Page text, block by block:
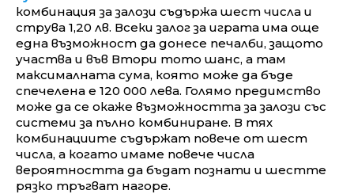
комбинация за залози съдържа шест числа и
струва 1,20 лв. Всеки залог за играта има още
една възможност да донесе печалби, защото
участва и във Втори тото шанс, а там
максималната сума, която може да бъде
спечелена е 120 000 лева. Голямо предимство
може да се окаже възможността за залози със
системи за пълно комбиниране. В тях
комбинациите съдържат повече от шест
числа, а когато имаме повече числа
вероятността да бъдат познати и шестте
рязко тръгват нагоре.